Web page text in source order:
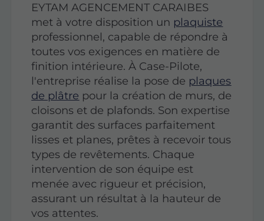
EYTAM AGENCEMENT CARAIBES
met à votre disposition un plaquiste
professionnel, capable de répondre à
toutes vos exigences en matière de
finition intérieure. À Case-Pilote,
l'entreprise réalise la pose de plaques
de plâtre pour la création de murs, de
cloisons et de plafonds. Son expertise
garantit des surfaces parfaitement
lisses et planes, prêtes à recevoir tous
types de revêtements. Chaque
intervention de son équipe est
menée avec rigueur et précision,
assurant un résultat à la hauteur de
vos attentes.